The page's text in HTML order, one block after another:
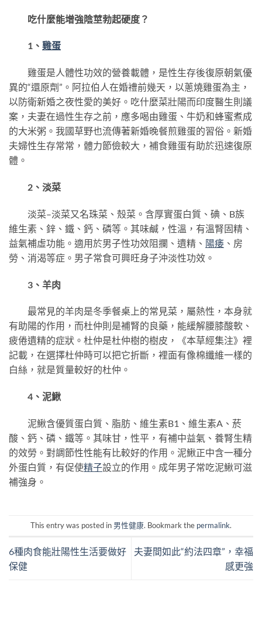
吃什麼能增強陰莖勃起硬度？
1、 雞蛋
雞蛋是人體性功效的營養載體，是性生存後復原朝氣優
異的“還原劑”。阿拉伯人在婚禮前幾天，以蔥燒雞蛋為主，
以防衛新婚之夜性愛的美好。吃什麼菜壯陽而印度醫生則議
案，夫妻在過性生存之前，應多喝由雞蛋、牛奶和蜂蜜煮成
的大米粥。我國草野也流傳著新婚晚餐煎雞蛋的習俗。新婚
夫婦性生存常常，體力節儉較大，補食雞蛋有助於迅速復原
體。
2、淡菜
淡菜–淡菜又名珠菜、殼菜。含厚實蛋白質、碘、B族
維生素、鋅、鐵、鈣、磷等。其味鹹，性溫，有溫腎固精、
益氣補虛功能。適用於男子性功效阻攔、遺精、 陽痿 、房
勞、消渴等症。男子常食可興旺身子沖淡性功效。
3、羊肉
最常見的羊肉是冬季餐桌上的常見菜，屬熱性，本身就
有助陽的作用，而杜仲則是補腎的良藥，能緩解腰膝酸軟、
疲倦遺精的症狀。杜仲是杜仲樹的樹皮，《本草經集注》裡
記載，在選擇杜仲時可以把它折斷，裡面有像棉纖維一樣的
白絲，就是質量較好的杜仲。
4、泥鰍
泥鰍含優質蛋白質、脂肪、維生素B1、維生素A、菸
酸、鈣、磷、鐵等。其味甘，性平，有補中益氣、養腎生精
的效勞。對調節性性能有比較好的作用。泥鰍正中含一種分
外蛋白質，有促使精子設立的作用。成年男子常吃泥鰍可滋
補強身。
This entry was posted in 男性健康. Bookmark the permalink.
6種肉食能壯陽性生活要做好
保健
夫妻間如此“約法四章”，幸福
感更強